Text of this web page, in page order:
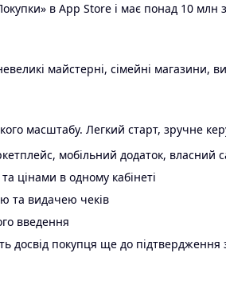
в App Store і має понад 10
майстерні, сімейні магазини,
масштабу. Легкий старт, зручне
мобільний додаток, власний
цінами в одному кабінеті
та видачею чеків
введення
досвід покупця ще до підтвердження